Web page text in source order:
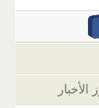
الأخبار